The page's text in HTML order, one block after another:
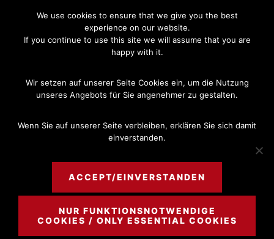
footer
MENU
Kontakt
We use cookies to ensure that we give you the best
experience on our website.
If you continue to use this site we will assume that you are
happy with it.
Wir setzen auf unserer Seite Cookies ein, um die Nutzung
unseres Angebots für Sie angenehmer zu gestalten.
Wenn Sie auf unserer Seite verbleiben, erklären Sie sich damit
einverstanden.
ACCEPT/EINVERSTANDEN
NUR FUNKTIONSNOTWENDIGE
COOKIES / ONLY ESSENTIAL COOKIES